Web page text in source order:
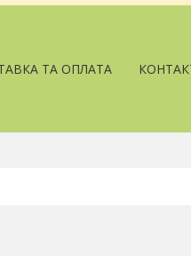
ТА ОПЛАТА